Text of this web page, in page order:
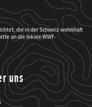
die in der Schweiz wohnhaft
an die lokale WWF-
uns